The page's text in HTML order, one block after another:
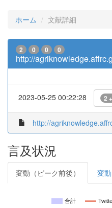
ホーム 文献詳細
2 0 0 0
http://
2023-05-25 00:22:28 2
http://
言及状況
変動（ピーク前後） 変動
合計